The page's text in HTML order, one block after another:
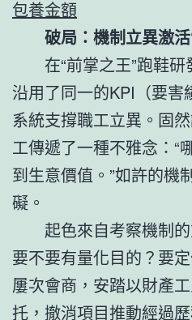
包養金額
破局：機制立異激
在“前掌之王”跑鞋研
沿用了同一的KPI（要害
系統支撐職工立異。固
工傳遞了一種不雅念：“
到生意價值。”如許的機
礙。
起色來自考察機制
要不要有量化目的？要
屢次會商，安踏以財產
托，撤消項目推動經過